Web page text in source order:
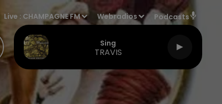
Live : CHAMPAGNE FM Webradios Podcasts
Sing
TRAVIS